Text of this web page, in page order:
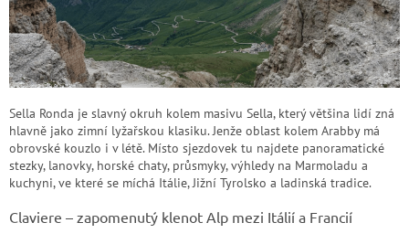
Sella Ronda je slavný okruh kolem masivu Sella, který většina lidí zná
hlavně jako zimní lyžařskou klasiku. Jenže oblast kolem Arabby má
obrovské kouzlo i v létě. Místo sjezdovek tu najdete panoramatické
stezky, lanovky, horské chaty, průsmyky, výhledy na Marmoladu a
kuchyni, ve které se míchá Itálie, Jižní Tyrolsko a ladinská tradice.
Claviere – zapomenutý klenot Alp mezi Itálií a Francií